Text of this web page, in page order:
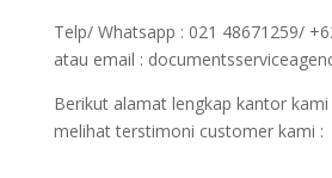
Telp/ Whatsapp : 021 48671259/
atau email :
Berikut alamat lengkap kantor
melihat terstimoni customer kami :